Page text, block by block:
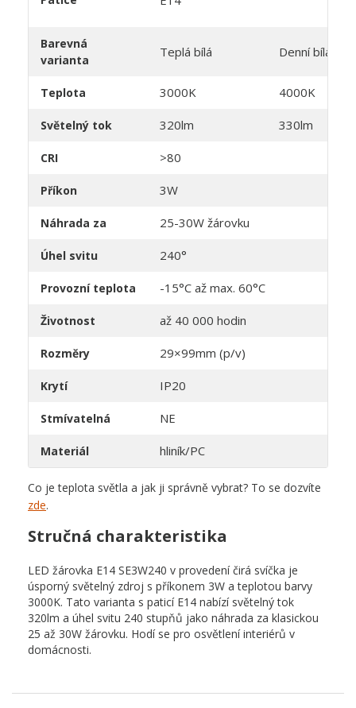
Barevná
varianta
Teplá bílá Denní bílá
Teplota 3000K 4000K
Světelný tok 320lm 330lm
CRI >80
Příkon 3W
Náhrada za 25-30W žárovku
Úhel svitu 240°
Provozní teplota -15°C až max. 60°C
Životnost až 40 000 hodin
Rozměry 29×99mm (p/v)
Krytí IP20
Stmívatelná NE
Materiál hliník/PC
Co je teplota světla a jak ji správně vybrat? To se dozvíte
zde.
Stručná charakteristika
LED žárovka E14 SE3W240 v provedení čirá svíčka je
úsporný světelný zdroj s příkonem 3W a teplotou barvy
3000K. Tato varianta s paticí E14 nabízí světelný tok
320lm a úhel svitu 240 stupňů jako náhrada za klasickou
25 až 30W žárovku. Hodí se pro osvětlení interiérů v
domácnosti.